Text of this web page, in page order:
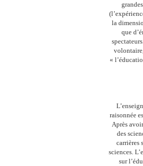
la
que
«
raisonnée
Après
des
carrières
sciences.
sur